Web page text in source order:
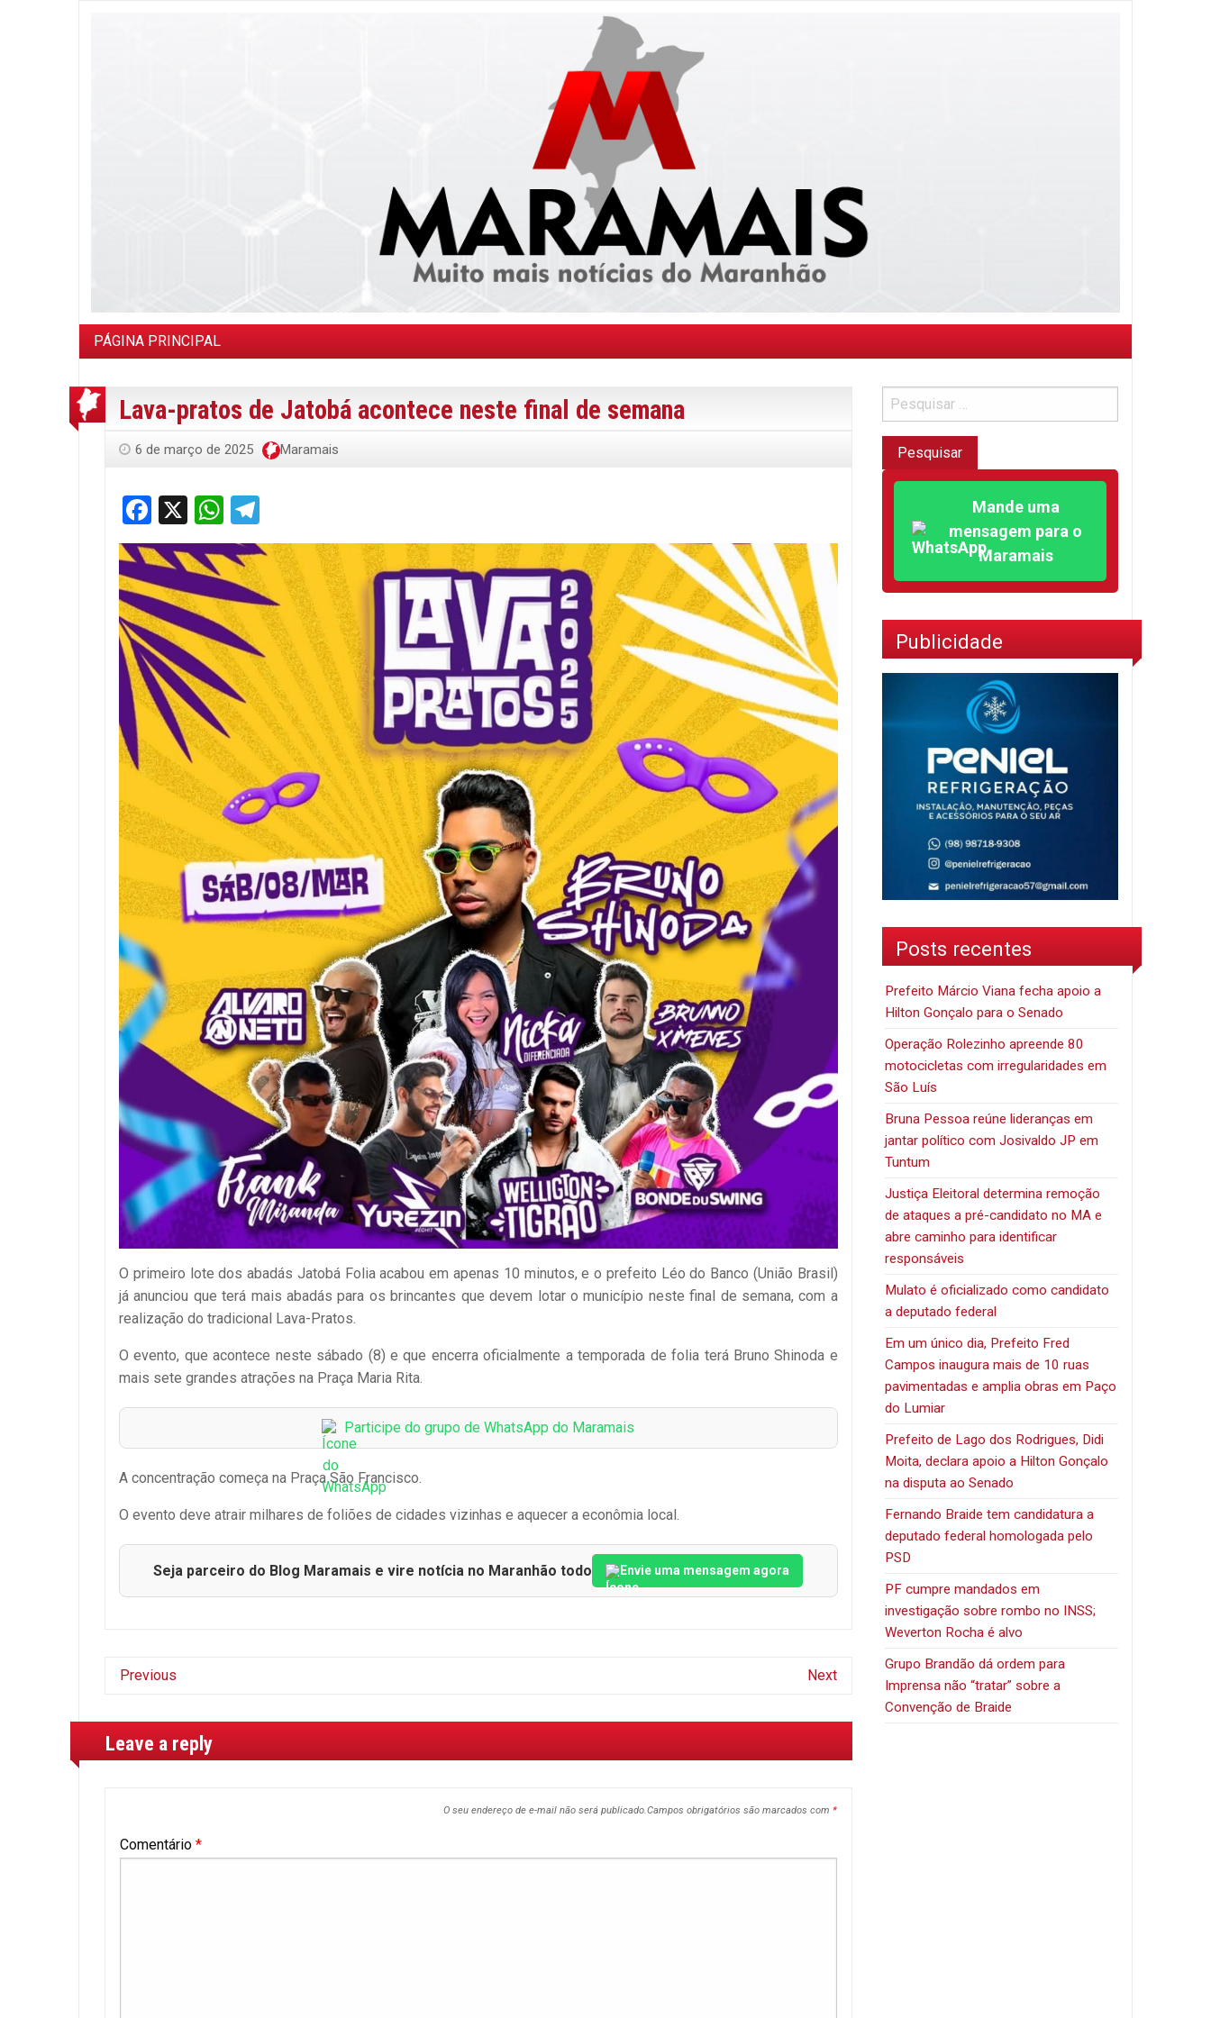
PÁGINA PRINCIPAL
Lava-pratos de Jatobá acontece neste final de semana
6 de março de 2025 Maramais
Facebook
X WhatsApp
O primeiro lote dos abadás Jatobá Folia acabou em apenas 10 minutos, e o prefeito Léo do Banco (União Brasil)
já anunciou que terá mais abadás para os brincantes que devem lotar o município neste final de semana, com a
realização do tradicional Lava-Pratos.
O evento, que acontece neste sábado (8) e que encerra oficialmente a temporada de folia terá Bruno Shinoda e
mais sete grandes atrações na Praça Maria Rita.
Participe do grupo de WhatsApp do Maramais
A concentração começa na Praça São Francisco.
O evento deve atrair milhares de foliões de cidades vizinhas e aquecer a econômia local.
Seja parceiro do Blog Maramais e vire notícia no Maranhão todo Envie uma mensagem agora
Previous Next
Leave a reply
O seu endereço de e-mail não será publicado.Campos obrigatórios são marcados com *
Comentário *
Mande uma
mensagem para o
Maramais
Publicidade
Posts recentes
Prefeito Márcio Viana fecha apoio a
Hilton Gonçalo para o Senado
Operação Rolezinho apreende 80
motocicletas com irregularidades em
São Luís
Bruna Pessoa reúne lideranças em
jantar político com Josivaldo JP em
Tuntum
Justiça Eleitoral determina remoção
de ataques a pré-candidato no MA e
abre caminho para identificar
responsáveis
Mulato é oficializado como candidato
a deputado federal
Em um único dia, Prefeito Fred
Campos inaugura mais de 10 ruas
pavimentadas e amplia obras em Paço
do Lumiar
Prefeito de Lago dos Rodrigues, Didi
Moita, declara apoio a Hilton Gonçalo
na disputa ao Senado
Fernando Braide tem candidatura a
deputado federal homologada pelo
PSD
PF cumpre mandados em
investigação sobre rombo no INSS;
Weverton Rocha é alvo
Grupo Brandão dá ordem para
Imprensa não “tratar” sobre a
Convenção de Braide